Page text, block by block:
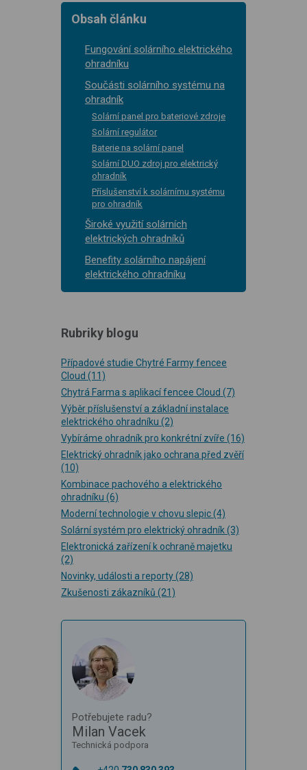
Obsah článku
Fungování solárního elektrického
ohradníku
Součásti solárního systému na
ohradník
Solární panel pro bateriové zdroje
Solární regulátor
Baterie na solární panel
Solární DUO zdroj pro elektrický
ohradník
Příslušenství k solárnímu systému
pro ohradník
Široké využití solárních
elektrických ohradníků
Benefity solárního napájení
elektrického ohradníku
Rubriky blogu
Případové studie Chytré Farmy fencee
Cloud (11)
Chytrá Farma s aplikací fencee Cloud (7)
Výběr příslušenství a základní instalace
elektrického ohradníku (2)
Vybíráme ohradník pro konkrétní zvíře (16)
Elektrický ohradník jako ochrana před zvěří
(10)
Kombinace pachového a elektrického
ohradníku (6)
Moderní technologie v chovu slepic(4)
Solární systém pro elektrický ohradník(3)
Elektronická zařízení k ochraně majetku
(2)
Novinky, události a reporty(28)
Zkušenosti zákazníků (21)
Potřebujete radu?
Milan Vacek
Technická podpora